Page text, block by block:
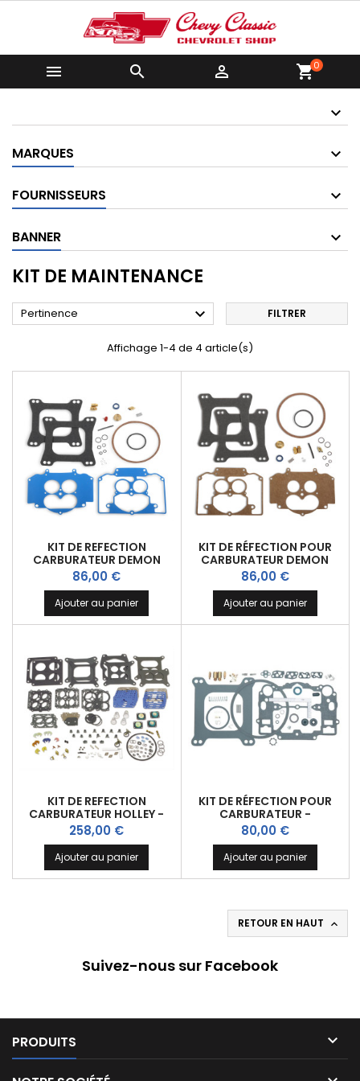
   shopping_cart0
MARQUES
FOURNISSEURS
BANNER
KIT DE MAINTENANCE
Pertinence  FILTRER
Affichage 1-4 de 4 article(s)
KIT DE REFECTION
CARBURATEUR DEMON
STREET 750CFM
Prix
86,00 €
Ajouter au panier
KIT DE RÉFECTION POUR
CARBURATEUR DEMON
STREET 625CFM
Prix
86,00 €
Ajouter au panier
KIT DE REFECTION
CARBURATEUR HOLLEY -
2300 2305 4150 4160 4165
4175 4180 4500
Prix
258,00 €
Ajouter au panier
KIT DE RÉFECTION POUR
CARBURATEUR -
EDELBROCK PERFORMER
Prix
80,00 €
Ajouter au panier
RETOUR EN HAUT 
Suivez-nous sur Facebook
PRODUITS 